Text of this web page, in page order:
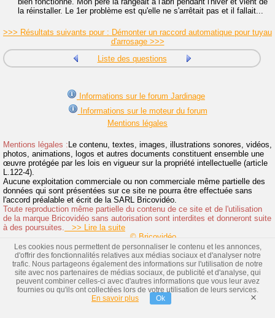
la réinstaller. Le 1er problème est qu'elle ne s'arrêtait pas et il fallait...
>>> Résultats suivants pour : Démonter un raccord automatique pour tuyau
d'arrosage >>>
Liste des questions
Informations sur le forum Jardinage
Informations sur le moteur du forum
Mentions légales
Mentions légales :Le contenu, textes, images, illustrations sonores, vidéos,
photos, animations, logos et autres documents constituent ensemble une
œuvre protégée par les lois en vigueur sur la propriété intellectuelle (article
L.122-4).
Aucune exploitation commerciale ou non commerciale même partielle des
données qui sont présentées sur ce site ne pourra être effectuée sans
l'accord préalable et écrit de la SARL Bricovidéo.
Toute reproduction même partielle du contenu de ce site et de l'utilisation
de la marque Bricovidéo sans autorisation sont interdites et donneront suite
à des poursuites.
>> Lire la suite
© Bricovidéo
Les cookies nous permettent de personnaliser le contenu et les annonces,
d'offrir des fonctionnalités relatives aux médias sociaux et d'analyser notre
trafic. Nous partageons également des informations sur l'utilisation de notre
site avec nos partenaires de médias sociaux, de publicité et d'analyse, qui
peuvent combiner celles-ci avec d'autres informations que vous leur avez
fournies ou qu'ils ont collectées lors de votre utilisation de leurs services.
En savoir plus
Ok ×